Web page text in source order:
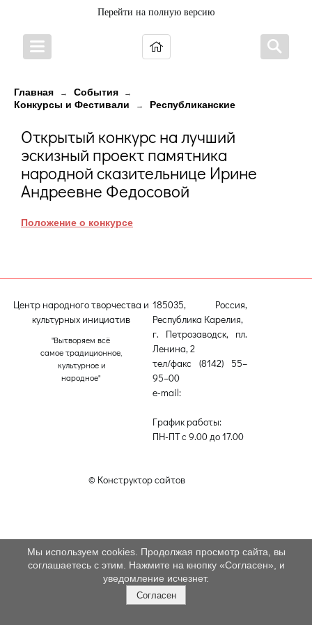
Перейти на полную версию
Главная → События →
Конкурсы и Фестивали → Республиканские
Открытый конкурс на лучший
эскизный проект памятника
народной сказительнице Ирине
Андреевне Федосовой
Положение о конкурсе
Центр народного творчества и
культурных инициатив
"Вытворяем всё
самое традиционное,
культурное и
народное"
185035, Россия,
Республика Карелия,
г. Петрозаводск, пл.
Ленина, 2
тел/факс (8142) 55–
95–00
e-mail:
График работы:
ПН-ПТ с 9.00 до 17.00
© Конструктор сайтов
Мы используем cookies. Продолжая просмотр сайта, вы
соглашаетесь с этим. Нажмите на кнопку «Согласен», и
уведомление исчезнет.
Согласен